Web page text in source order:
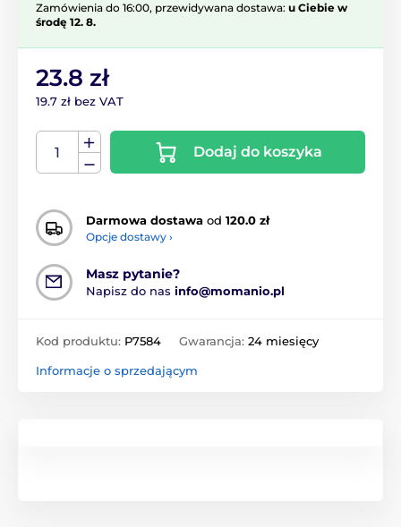
Zamówienia do 16:00, przewidywana dostawa: u Ciebie w
środę 12. 8.
23.8 zł
19.7 zł bez VAT
Dodaj do koszyka
Darmowa dostawa od 120.0 zł
Opcje dostawy ›
Masz pytanie?
Napisz do nas info@momanio.pl
Kod produktu: P7584 Gwarancja: 24 miesięcy
Informacje o sprzedającym